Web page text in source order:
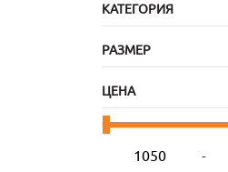
КАТЕГОРИЯ
РАЗМЕР
ЦЕНА
-